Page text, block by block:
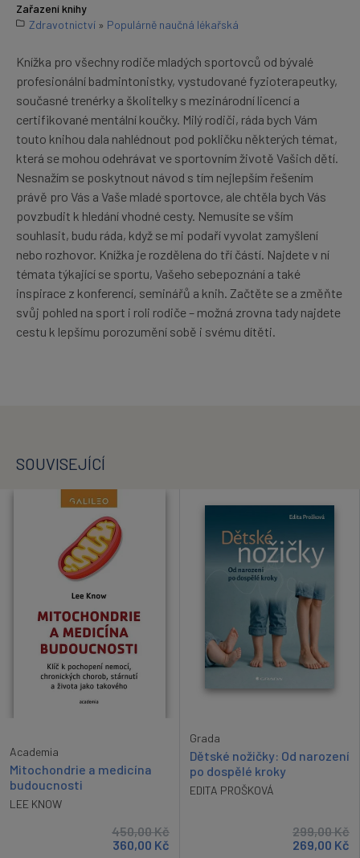
Zařazení knihy
Zdravotnictví » Populárně naučná lékařská
Knížka pro všechny rodiče mladých sportovců od bývalé
profesionální badmintonistky, vystudované fyzioterapeutky,
současné trenérky a školitelky s mezinárodní licencí a
certifikované mentální koučky. Milý rodiči, ráda bych Vám
touto knihou dala nahlédnout pod pokličku některých témat,
která se mohou odehrávat ve sportovním životě Vašich dětí.
Nesnažím se poskytnout návod s tím nejlepším řešením
právě pro Vás a Vaše mladé sportovce, ale chtěla bych Vás
povzbudit k hledání vhodné cesty. Nemusíte se vším
souhlasit, budu ráda, když se mi podaří vyvolat zamyšlení
nebo rozhovor. Knížka je rozdělena do tří částí. Najdete v ní
témata týkající se sportu, Vašeho sebepoznání a také
inspirace z konferencí, seminářů a knih. Začtěte se a změňte
svůj pohled na sport i roli rodiče – možná zrovna tady najdete
cestu k lepšímu porozumění sobě i svému dítěti.
SOUVISEJÍCÍ
Academia
Mitochondrie a medicína
budoucnosti
LEE KNOW
450,00Kč
360,00 Kč
Grada
Dětské nožičky: Od narození
po dospělé kroky
EDITA PROŠKOVÁ
299,00Kč
269,00 Kč